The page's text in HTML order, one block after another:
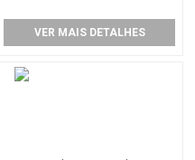
VER MAIS DETALHES